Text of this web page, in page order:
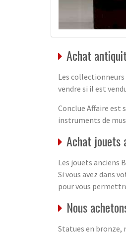
Achat
Les collectionneurs
vendre si il est
Conclue Affaire est
instruments de
Achat jouets
Les jouets anciens
Si vous avez dans
pour vous
Nous
Statues en bronze,